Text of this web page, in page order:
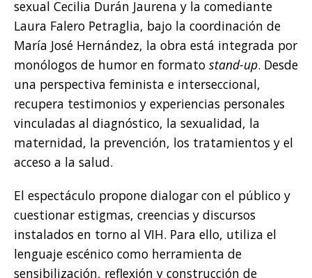
sexual Cecilia Durán Jaurena y la comediante
Laura Falero Petraglia, bajo la coordinación de
María José Hernández, la obra está integrada por
monólogos de humor en formato stand-up. Desde
una perspectiva feminista e interseccional,
recupera testimonios y experiencias personales
vinculadas al diagnóstico, la sexualidad, la
maternidad, la prevención, los tratamientos y el
acceso a la salud.
El espectáculo propone dialogar con el público y
cuestionar estigmas, creencias y discursos
instalados en torno al VIH. Para ello, utiliza el
lenguaje escénico como herramienta de
sensibilización, reflexión y construcción de